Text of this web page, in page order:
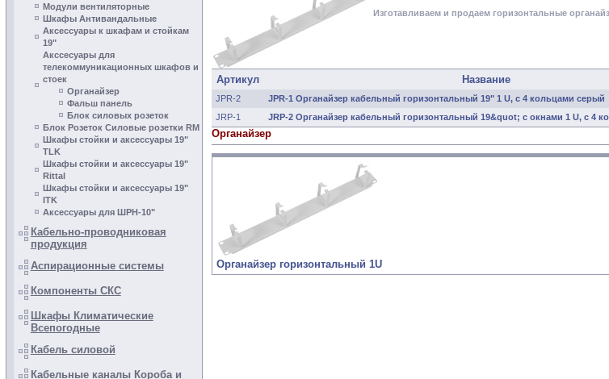
Модули вентиляторные
Шкафы Антивандальные
Аксессуары к шкафам и стойкам
19"
Акссесуары для
телекоммуникационных шкафов и
cтоек
Органайзер
Фальш панель
Блок силовых розеток
Блок Розеток Силовые розетки RM
Шкафы стойки и аксесcуары 19"
TLK
Шкафы стойки и аксессуары 19"
Rittal
Шкафы стойки и аксесcуары 19"
ITK
Аксессуары для ШРН-10"
Кабельно-проводниковая
продукция
Аспирационные системы
Компоненты СКС
Шкафы Климатические
Всепогодные
Кабель силовой
Кабельные каналы Короба и
Изготавливаем и продаем горизонтальные
Артикул Название
JPR-2 JPR-1 Органайзер кабельный горизонтальный 19" 1 U, с 4 кольцами серый
JRP-1
JRP-2 Органайзер кабельный горизонтальный 19&quot; с окнами 1 U, с 4
Органайзер
Органайзер горизонтальный 1U